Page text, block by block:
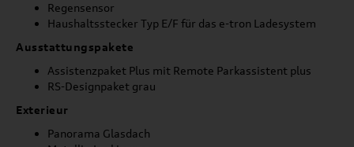
Regensensor
Haushaltsstecker Typ E/F für das e-tron Ladesystem
Ausstattungspakete
Assistenzpaket Plus mit Remote Parkassistent plus
RS-Designpaket grau
Exterieur
Panorama Glasdach